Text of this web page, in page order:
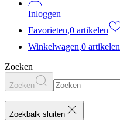
Inloggen
Favorieten,0 artikelen
Winkelwagen,0 artikelen
Zoeken
Zoeken
Zoekbalk sluiten